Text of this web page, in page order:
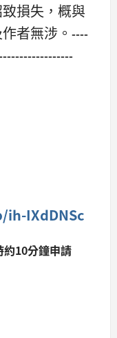
損失，概與
者無涉。 ----
IXdDNSc
約10分鐘申請